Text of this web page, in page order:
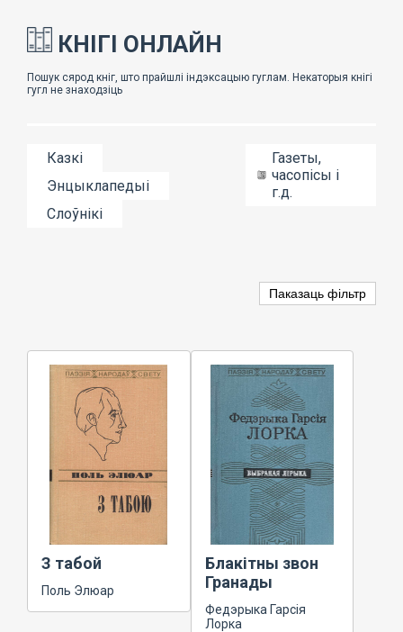
КНІГІ ОНЛАЙН
Казкі
Энцыклапедыі
Слоўнікі
Газеты,
часопісы і
г.д.
Паказаць фільтр
З табой
Поль Элюар
Блакітны звон
Гранады
Федэрыка Гарсія
Лорка